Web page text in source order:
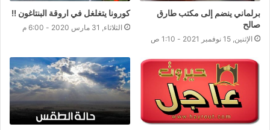
برلماني ينضم إلى مكتب طارق
صالح
الإثنين, 15 نوفمبر 2021 - 1:10 ص
كورونا يتغلغل في اروقة البنتاغون !!
الثلاثاء, 31 مارس 2020 - 6:00 م